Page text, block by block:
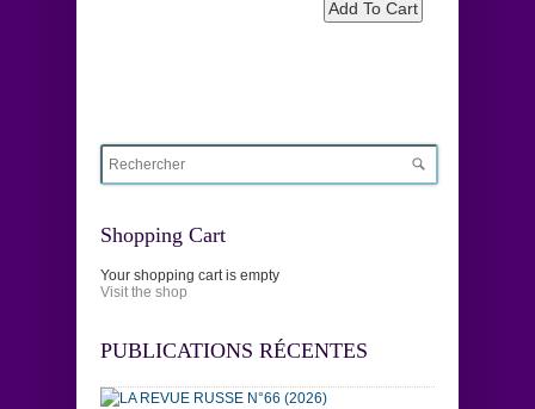
Shopping Cart
Your shopping cart is empty
Visit the shop
PUBLICATIONS RÉCENTES